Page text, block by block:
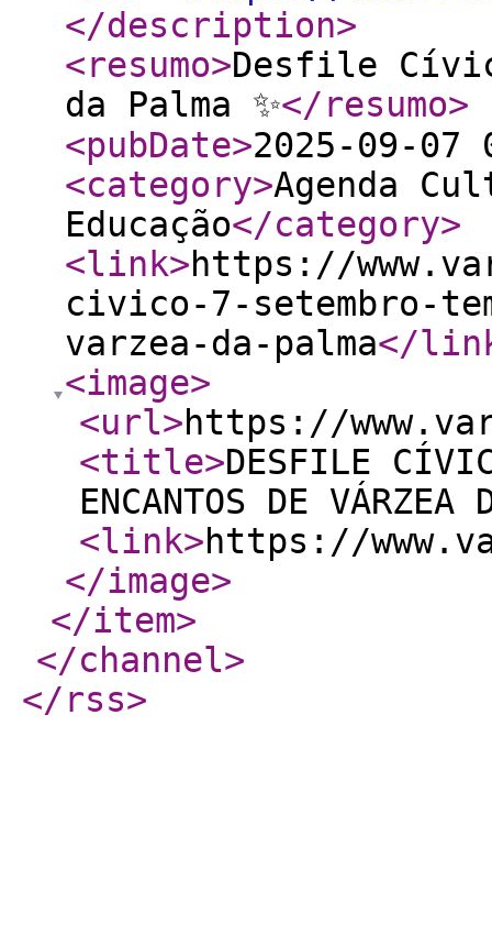
</description>
<resumo>Desfile
da Palma ✨</resumo>
<pubDate>2025-09-07
<category>Agenda
Educação</category>
<link>https://
civico-7-setembro-
varzea-da-palma</
<image>
<url>https://
<title>DESFILE
ENCANTOS DE VÁRZEA
<link>https://
</image>
</item>
</channel>
</rss>